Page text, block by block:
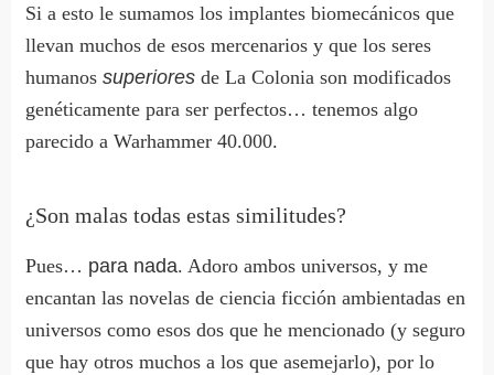
Si a esto le sumamos los implantes biomecánicos que
llevan muchos de esos mercenarios y que los seres
humanossuperiores de La Colonia son modificados
genéticamente para ser perfectos… tenemos algo
parecido a Warhammer 40.000.
¿Son malas todas estas similitudes?
Pues… para nada. Adoro ambos universos, y me
encantan las novelas de ciencia ficción ambientadas en
universos como esos dos que he mencionado (y seguro
que hay otros muchos a los que asemejarlo), por lo